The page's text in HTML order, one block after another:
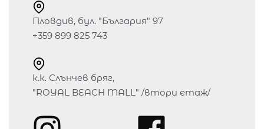
Пловдив, бул. "България" 97
+359 899 825 743
к.к. Слънчев бряг,
"ROYAL BEACH MALL" /втори етаж/